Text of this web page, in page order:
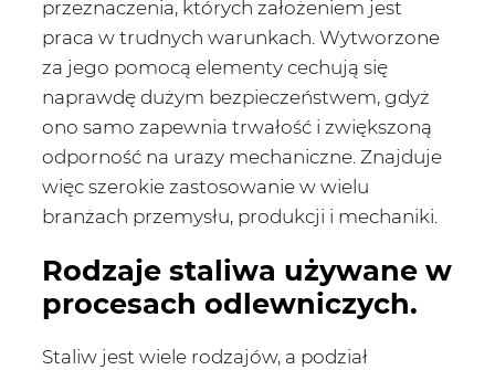
przeznaczenia, których założeniem jest
praca w trudnych warunkach. Wytworzone
za jego pomocą elementy cechują się
naprawdę dużym bezpieczeństwem, gdyż
ono samo zapewnia trwałość i zwiększoną
odporność na urazy mechaniczne. Znajduje
więc szerokie zastosowanie w wielu
branżach przemysłu, produkcji i mechaniki.
Rodzaje staliwa używane w
procesach odlewniczych.
Staliw jest wiele rodzajów, a podział